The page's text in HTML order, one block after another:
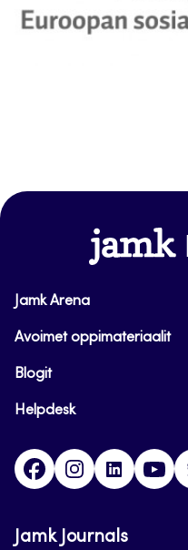
www.jamk.fi
Jamk Arena
Avoimet oppimateriaalit
Blogit
Helpdesk
FacebookInstagram
LinkedIn
Jamk Journals